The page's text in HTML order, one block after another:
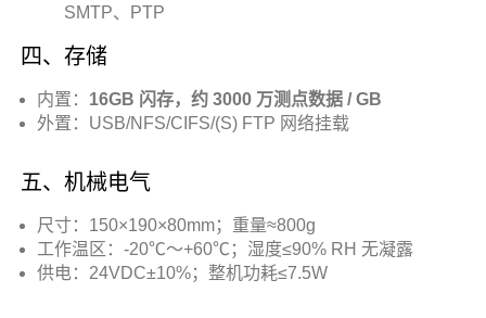
SMTP、PTP
四、存储
内置： 16GB 闪存，约 3000 万测点数据 / GB
外置：USB/NFS/CIFS/(S) FTP 网络挂载
五、机械电气
尺寸：150×190×80mm；重量≈800g
工作温区：-20℃～+60℃；湿度≤90% RH 无凝露
供电：24VDC±10%；整机功耗≤7.5W